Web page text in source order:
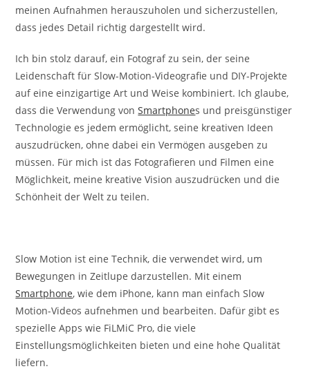
meinen Aufnahmen herauszuholen und sicherzustellen,
dass jedes Detail richtig dargestellt wird.
Ich bin stolz darauf, ein Fotograf zu sein, der seine
Leidenschaft für Slow-Motion-Videografie und DIY-Projekte
auf eine einzigartige Art und Weise kombiniert. Ich glaube,
dass die Verwendung vonSmartphones und preisgünstiger
Technologie es jedem ermöglicht, seine kreativen Ideen
auszudrücken, ohne dabei ein Vermögen ausgeben zu
müssen. Für mich ist das Fotografieren und Filmen eine
Möglichkeit, meine kreative Vision auszudrücken und die
Schönheit der Welt zu teilen.
Slow Motion ist eine Technik, die verwendet wird, um
Bewegungen in Zeitlupe darzustellen. Mit einem
Smartphone, wie dem iPhone, kann man einfach Slow
Motion-Videos aufnehmen und bearbeiten. Dafür gibt es
spezielle Apps wie FiLMiC Pro, die viele
Einstellungsmöglichkeiten bieten und eine hohe Qualität
liefern.